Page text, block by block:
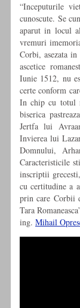
“Inceputurile
cunoscute. Se
aparut in locul
vremuri
Corbi, asezata
ascetice
Iunie 1512, nu
certe conform
In chip cu totul
biserica
Jertfa lui
Invierea lui
Domnului,
Caracteristicile
inscriptii
cu certitudine a
prin care Corbii
Tara
ing. Mihail